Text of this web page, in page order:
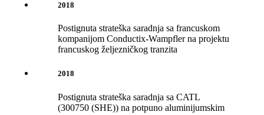
2018
Postignuta strateška saradnja sa francuskom
kompanijom Conductix-Wampfler na projektu
francuskog željezničkog tranzita
2018
Postignuta strateška saradnja sa CATL
(300750 (SHE)) na potpuno aluminijumskim